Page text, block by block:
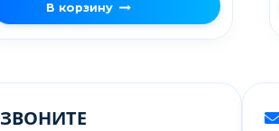
В корзину
ЗВОНИТЕ